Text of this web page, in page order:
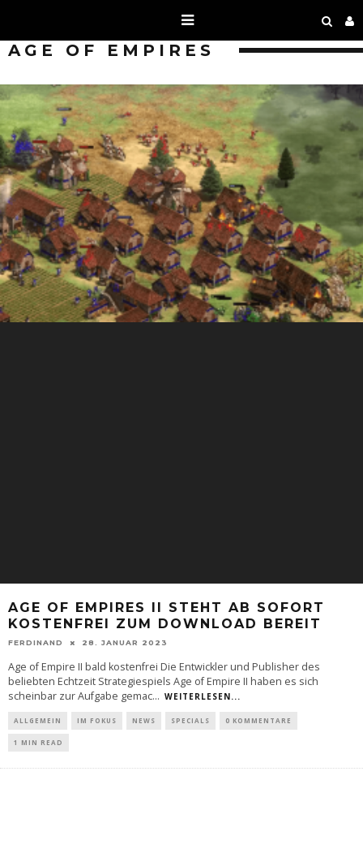
AGE OF EMPIRES
AGE OF EMPIRES II STEHT AB SOFORT
KOSTENFREI ZUM DOWNLOAD BEREIT
FERDINAND 28. JANUAR 2023
Age of Empire II bald kostenfrei Die Entwickler und Publisher des
beliebten Echtzeit Strategiespiels Age of Empire II haben es sich
scheinbar zur Aufgabe gemac... WEITERLESEN...
ALLGEMEIN IM FOKUS NEWS SPECIALS 0 KOMMENTARE
1 MIN READ